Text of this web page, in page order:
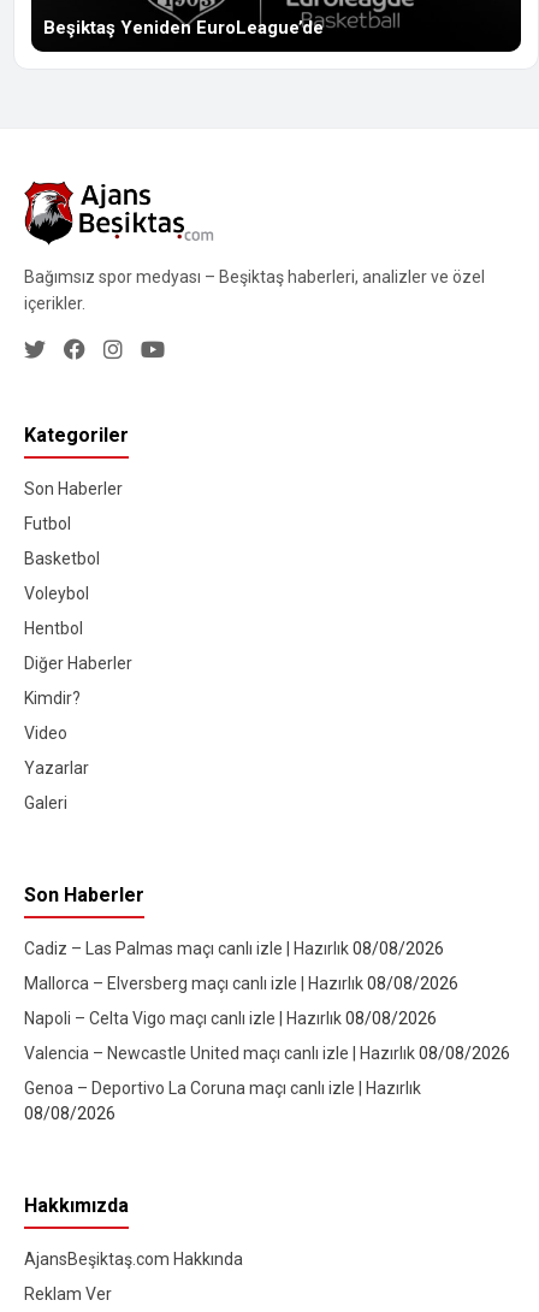
Beşiktaş Yeniden EuroLeague’de
Bağımsız spor medyası – Beşiktaş haberleri, analizler ve özel
içerikler.
Kategoriler
Son Haberler
Futbol
Basketbol
Voleybol
Hentbol
Diğer Haberler
Kimdir?
Video
Yazarlar
Galeri
Son Haberler
Cadiz – Las Palmas maçı canlı izle | Hazırlık08/08/2026
Mallorca – Elversberg maçı canlı izle | Hazırlık08/08/2026
Napoli – Celta Vigo maçı canlı izle | Hazırlık08/08/2026
Valencia – Newcastle United maçı canlı izle | Hazırlık08/08/2026
Genoa – Deportivo La Coruna maçı canlı izle | Hazırlık
08/08/2026
Hakkımızda
AjansBeşiktaş.com Hakkında
Reklam Ver